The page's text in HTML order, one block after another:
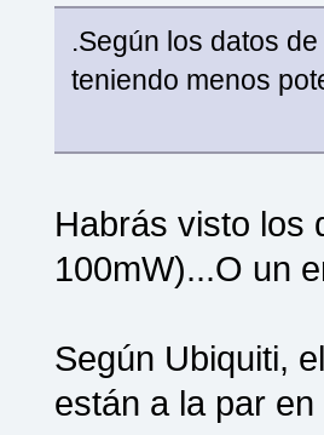
.Según los datos
teniendo menos
Habrás visto los
100mW)...O un
Según Ubiquiti,
están a la par